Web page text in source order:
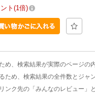
ト 1倍
、検索結果が実際のページの
め、検索結果の全件数とジャ
ク先の「みんなのレビュー」